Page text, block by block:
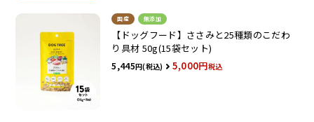
国産 無添加
【ドッグフード】ささみと25種類のこだわ
り具材 50g(15袋セット)
5,445 5,000 税込